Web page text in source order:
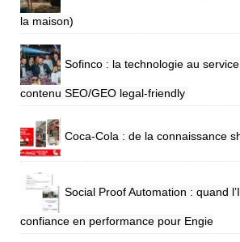
la maison)
Sofinco : la technologie au
contenu SEO/GEO legal-friendly
Coca-Cola : de la connaissance
Social Proof Automation : quand
confiance en performance pour Engie